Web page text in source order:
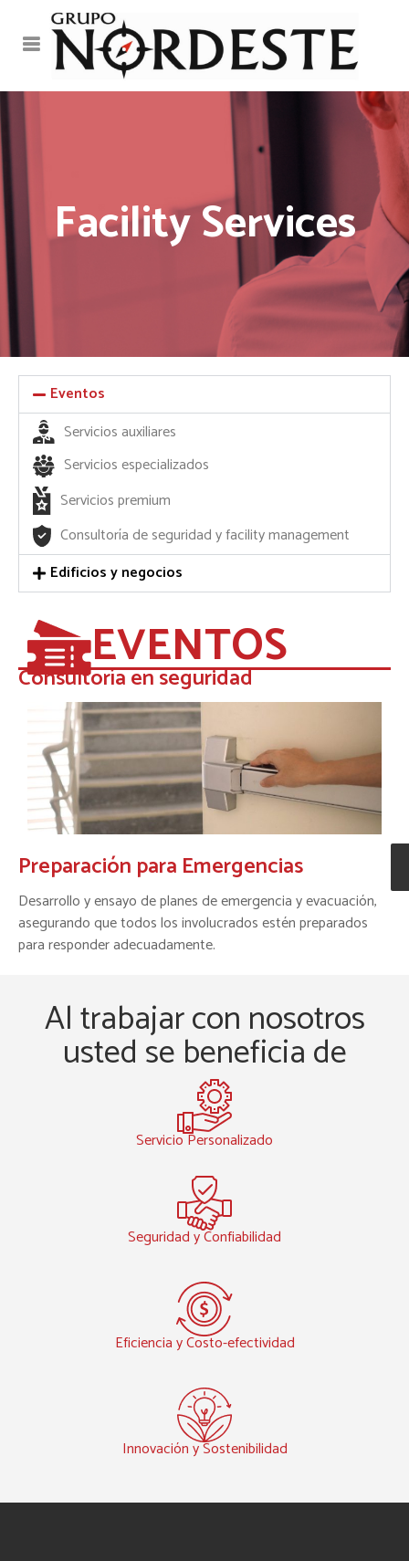
Facility Services
Eventos
Servicios auxiliares
Servicios especializados
Servicios premium
Consultoría de seguridad y facility management
Edificios y negocios
EVENTOS
Consultoría en seguridad
Preparación para Emergencias
Desarrollo y ensayo de planes de emergencia y evacuación,
asegurando que todos los involucrados estén preparados
para responder adecuadamente.
Al trabajar con nosotros
usted se beneficia de
Servicio Personalizado
Seguridad y Confiabilidad
Eficiencia y Costo-efectividad
Innovación y Sostenibilidad